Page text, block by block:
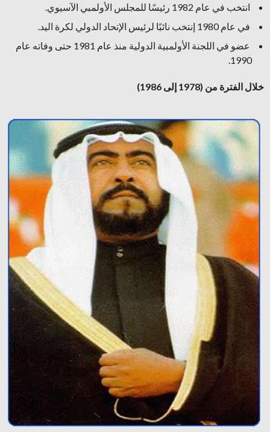
انتخب في عام 1982 رئيسًا للمجلس الأولمبي الآسيوي.
في عام 1980 إنتخب نائبًا لرئيس الإتحاد الدولي لكرة اليد.
عضو في اللجنة الأولمبية الدولية منذ عام 1981 حتى وفاته عام
1990.
خلال الفترة من (1978 إلى 1986)